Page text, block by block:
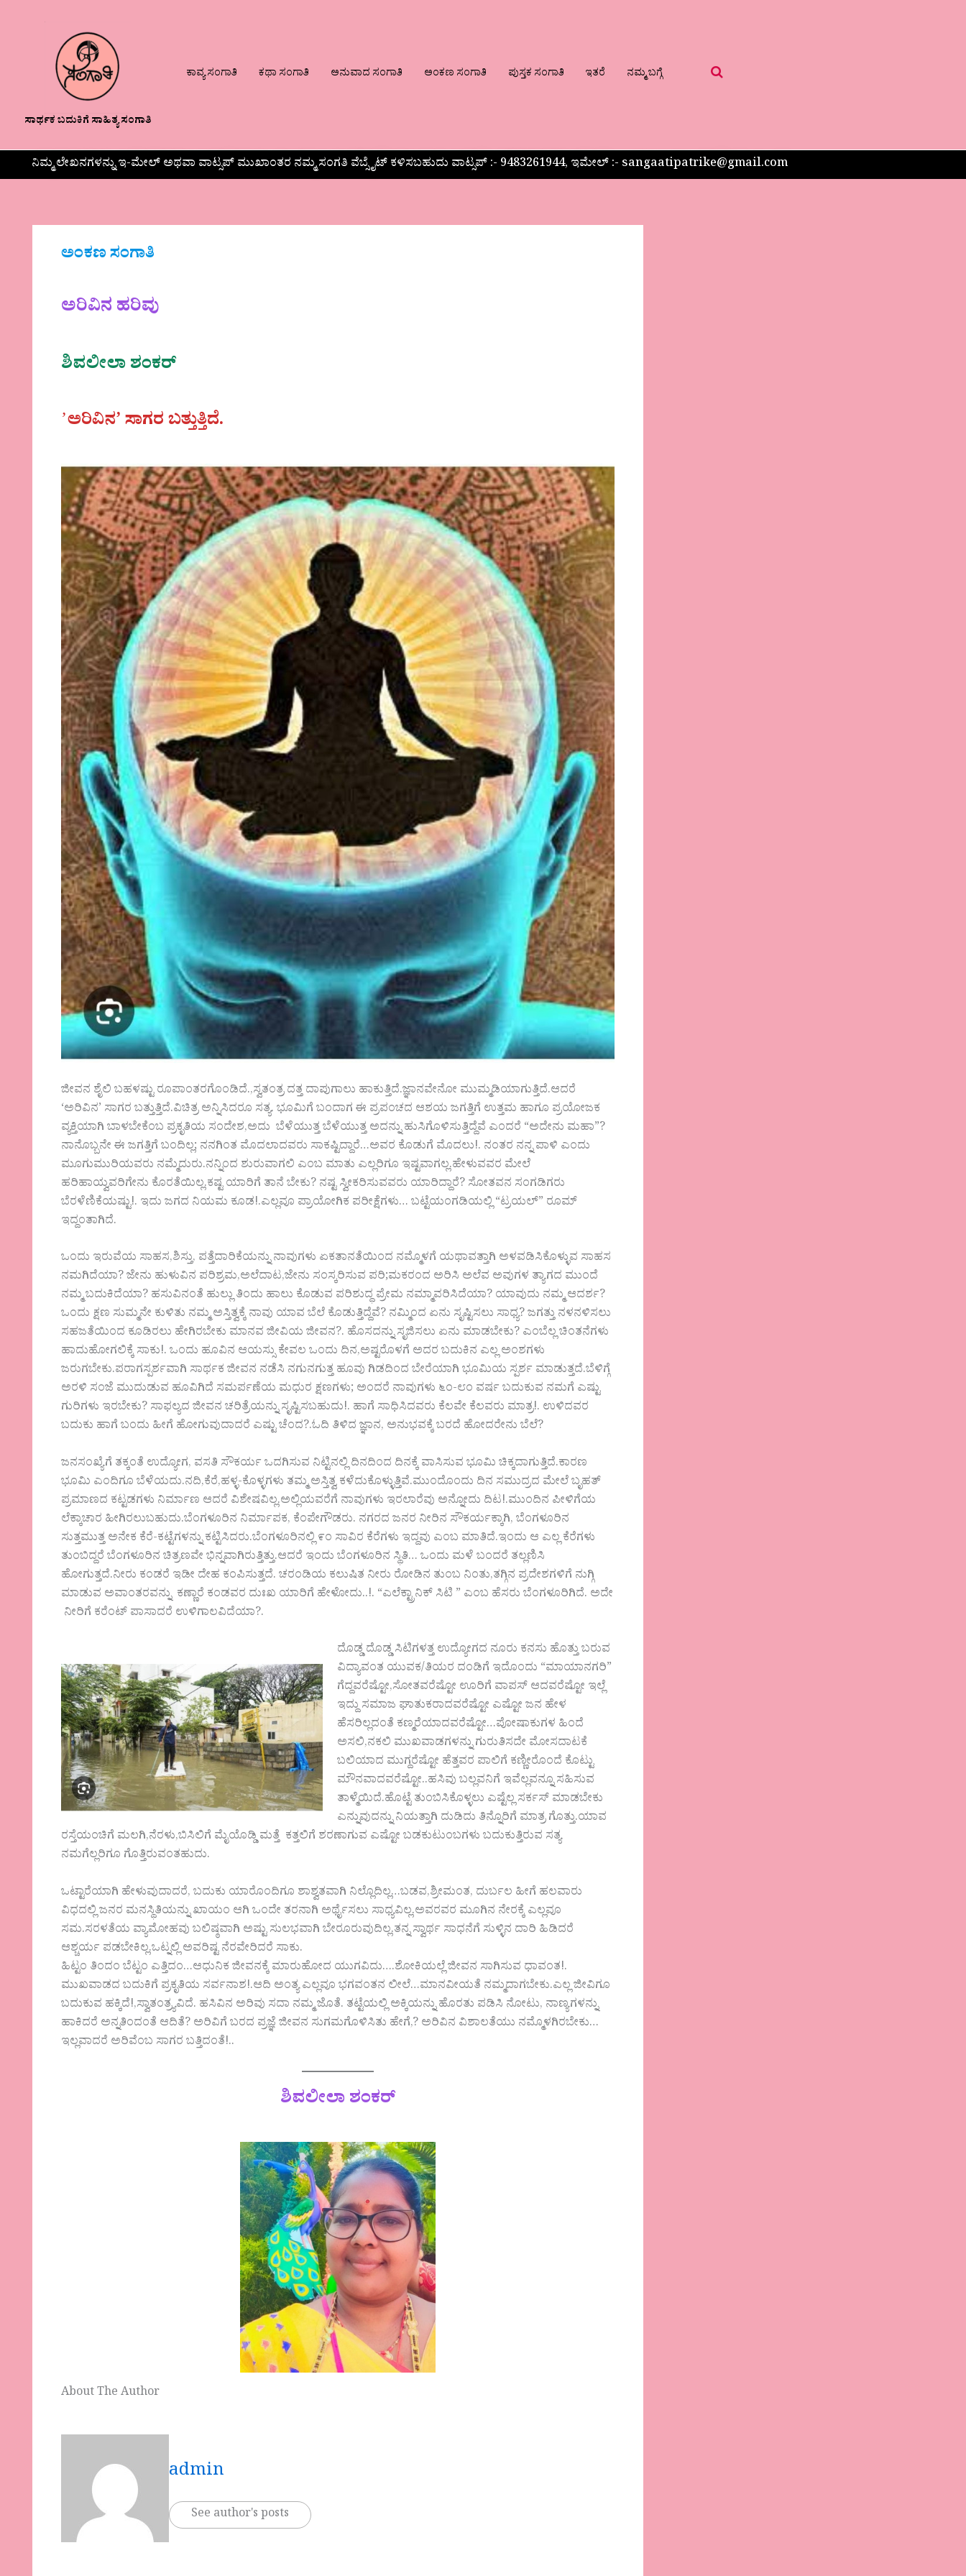
ಸಾರ್ಥಕ ಬದುಕಿಗೆ ಸಾಹಿತ್ಯ ಸಂಗಾತಿ
ಕಾವ್ಯ ಸಂಗಾತಿ ಕಥಾ ಸಂಗಾತಿ ಅನುವಾದ ಸಂಗಾತಿ ಅಂಕಣ ಸಂಗಾತಿ ಪುಸ್ತಕ ಸಂಗಾತಿ ಇತರೆ ನಮ್ಮ ಬಗ್ಗೆ
ನಿಮ್ಮ ಲೇಖನಗಳನ್ನು ಇ-ಮೇಲ್ ಅಥವಾ ವಾಟ್ಸಪ್ ಮುಖಾಂತರ ನಮ್ಮ ಸಂಗತಿ ವೆಬ್ಸೈಟ್ ಕಳಿಸಬಹುದು ವಾಟ್ಸಪ್‌ :- 9483261944, ಇಮೇಲ್ :- sangaatipatrike@gmail.com
ಅಂಕಣ ಸಂಗಾತಿ
ಅರಿವಿನ ಹರಿವು
ಶಿವಲೀಲಾ ಶಂಕರ್
ʼಅರಿವಿನ’ ಸಾಗರ ಬತ್ತುತ್ತಿದೆ.
ಜೀವನ ಶೈಲಿ ಬಹಳಷ್ಟು ರೂಪಾಂತರಗೊಂಡಿದೆ.,ಸ್ವತಂತ್ರ ದತ್ತ ದಾಪುಗಾಲು ಹಾಕುತ್ತಿದೆ.ಜ್ಞಾನವೇನೋ ಮುಮ್ಮಡಿಯಾಗುತ್ತಿದೆ.ಆದರೆ
‘ಅರಿವಿನ’ ಸಾಗರ ಬತ್ತುತ್ತಿದೆ.ವಿಚಿತ್ರ ಅನ್ನಿಸಿದರೂ ಸತ್ಯ. ಭೂಮಿಗೆ ಬಂದಾಗ ಈ ಪ್ರಪಂಚದ ಆಶಯ ಜಗತ್ತಿಗೆ ಉತ್ತಮ ಹಾಗೂ ಪ್ರಯೋಜಕ
ವ್ಯಕ್ತಿಯಾಗಿ ಬಾಳಬೇಕೆಂಬ ಪ್ರಕೃತಿಯ ಸಂದೇಶ,ಅದು ಬೆಳೆಯುತ್ತ ಬೆಳೆಯುತ್ತ ಅದನ್ನು ಹುಸಿಗೊಳಿಸುತ್ತಿದ್ದೆವೆ ಎಂದರೆ “ಅದೇನು ಮಹಾ”?
ನಾನೊಬ್ಬನೇ ಈ ಜಗತ್ತಿಗೆ ಬಂದಿಲ್ಲ; ನನಗಿಂತ ಮೊದಲಾದವರು ಸಾಕಷ್ಟಿದ್ದಾರೆ…ಅವರ ಕೊಡುಗೆ ಮೊದಲು!. ನಂತರ ನನ್ನ ಪಾಳಿ ಎಂದು
ಮೂಗುಮುರಿಯವರು ನಮ್ಮೆದುರು.ನನ್ನಿಂದ ಶುರುವಾಗಲಿ ಎಂಬ ಮಾತು ಎಲ್ಲರಿಗೂ ಇಷ್ಟವಾಗಲ್ಲ.ಹೇಳುವವರ ಮೇಲೆ
ಹರಿಹಾಯ್ವವರಿಗೇನು ಕೊರತೆಯಿಲ್ಲ.ಕಷ್ಟ ಯಾರಿಗೆ ತಾನೆ ಬೇಕು? ನಷ್ಟ ಸ್ವೀಕರಿಸುವವರು ಯಾರಿದ್ದಾರೆ? ಸೋತವನ ಸಂಗಡಿಗರು
ಬೆರಳೆಣಿಕೆಯಷ್ಟು!. ಇದು ಜಗದ ನಿಯಮ ಕೂಡ!.ಎಲ್ಲವೂ ಪ್ರಾಯೋಗಿಕ ಪರೀಕ್ಷೆಗಳು… ಬಟ್ಟೆಯಂಗಡಿಯಲ್ಲಿ “ಟ್ರಯಲ್” ರೂಮ್
ಇದ್ದಂತಾಗಿದೆ.
ಒಂದು ಇರುವೆಯ ಸಾಹಸ,ಶಿಸ್ತು, ಪತ್ತೆದಾರಿಕೆಯನ್ನು ನಾವುಗಳು ಏಕತಾನತೆಯಿಂದ ನಮ್ಮೊಳಗೆ ಯಥಾವತ್ತಾಗಿ ಅಳವಡಿಸಿಕೊಳ್ಳುವ ಸಾಹಸ
ನಮಗಿದೆಯಾ? ಜೇನು ಹುಳುವಿನ ಪರಿಶ್ರಮ,ಅಲೆದಾಟ,ಜೇನು ಸಂಸ್ಕರಿಸುವ ಪರಿ;ಮಕರಂದ ಅರಿಸಿ ಅಲೆವ ಅವುಗಳ ತ್ಯಾಗದ ಮುಂದೆ
ನಮ್ಮ ಬದುಕಿದೆಯಾ? ಹಸುವಿನಂತೆ ಹುಲ್ಲು ತಿಂದು ಹಾಲು ಕೊಡುವ ಪರಿಶುದ್ಧ ಪ್ರೇಮ ನಮ್ಮಾವರಿಸಿದೆಯಾ? ಯಾವುದು ನಮ್ಮ ಆದರ್ಶ?
ಒಂದು ಕ್ಷಣ ಸುಮ್ಮನೇ ಕುಳಿತು ನಮ್ಮ ಅಸ್ತಿತ್ವಕ್ಕೆ ನಾವು ಯಾವ ಬೆಲೆ ಕೊಡುತ್ತಿದ್ದೆವೆ? ನಮ್ಮಿಂದ ಏನು ಸೃಷ್ಟಿಸಲು ಸಾಧ್ಯ? ಜಗತ್ತು ನಳನಳಿಸಲು
ಸಹಜತೆಯಿಂದ ಕೂಡಿರಲು ಹೇಗಿರಬೇಕು ಮಾನವ ಜೀವಿಯ ಜೀವನ?. ಹೊಸದನ್ನು ಸೃಜಿಸಲು ಏನು ಮಾಡಬೇಕು? ಎಂಬೆಲ್ಲ ಚಿಂತನೆಗಳು
ಹಾದುಹೋಗಲಿಕ್ಕೆ ಸಾಕು!. ಒಂದು ಹೂವಿನ ಆಯಸ್ಸು ಕೇವಲ ಒಂದು ದಿನ,ಅಷ್ಟರೊಳಗೆ ಅದರ ಬದುಕಿನ ಎಲ್ಲ ಅಂಶಗಳು
ಜರುಗಬೇಕು.ಪರಾಗಸ್ಪರ್ಶವಾಗಿ ಸಾರ್ಥಕ ಜೀವನ ನಡೆಸಿ ನಗುನಗುತ್ತ ಹೂವು ಗಿಡದಿಂದ ಬೇರೆಯಾಗಿ ಭೂಮಿಯ ಸ್ಪರ್ಶ ಮಾಡುತ್ತದೆ.ಬೆಳಿಗ್ಗೆ
ಅರಳಿ ಸಂಜೆ ಮುದುಡುವ ಹೂವಿಗಿದೆ ಸಮರ್ಪಣೆಯ ಮಧುರ ಕ್ಷಣಗಳು; ಅಂದರೆ ನಾವುಗಳು ೬೦-೮೦ ವರ್ಷ ಬದುಕುವ ನಮಗೆ ಎಷ್ಟು
ಗುರಿಗಳು ಇರಬೇಕು? ಸಾಫಲ್ಯದ ಜೀವನ ಚರಿತ್ರೆಯನ್ನು ಸೃಷ್ಟಿಸಬಹುದು!. ಹಾಗೆ ಸಾಧಿಸಿದವರು ಕೆಲವೇ ಕೆಲವರು ಮಾತ್ರ!. ಉಳಿದವರ
ಬದುಕು ಹಾಗೆ ಬಂದು ಹೀಗೆ ಹೋಗುವುದಾದರೆ ಎಷ್ಟು ಚೆಂದ?.ಓದಿ ತಿಳಿದ ಜ್ಞಾನ, ಅನುಭವಕ್ಕೆ ಬರದೆ ಹೋದರೇನು ಬೆಲೆ?
ಜನಸಂಖ್ಯೆಗೆ ತಕ್ಕಂತೆ ಉದ್ಯೋಗ, ವಸತಿ ಸೌಕರ್ಯ ಒದಗಿಸುವ ನಿಟ್ಟಿನಲ್ಲಿ ದಿನದಿಂದ ದಿನಕ್ಕೆ ವಾಸಿಸುವ ಭೂಮಿ ಚಿಕ್ಕದಾಗುತ್ತಿದೆ.ಕಾರಣ
ಭೂಮಿ ಎಂದಿಗೂ ಬೆಳೆಯದು.ನದಿ,ಕೆರೆ,ಹಳ್ಳ-ಕೊಳ್ಳಗಳು ತಮ್ಮ ಅಸ್ತಿತ್ವ ಕಳೆದುಕೊಳ್ಳುತ್ತಿವೆ.ಮುಂದೊಂದು ದಿನ ಸಮುದ್ರದ ಮೇಲೆ ಬೃಹತ್
ಪ್ರಮಾಣದ ಕಟ್ಟಡಗಳು ನಿರ್ಮಾಣ ಆದರೆ ವಿಶೇಷವಿಲ್ಲ.ಅಲ್ಲಿಯವರೆಗೆ ನಾವುಗಳು ಇರಲಾರೆವು ಅನ್ನೋದು ದಿಟ!.ಮುಂದಿನ ಪೀಳಿಗೆಯ
ಲೆಕ್ಕಾಚಾರ ಹೀಗಿರಲುಬಹುದು.ಬೆಂಗಳೂರಿನ ನಿರ್ಮಾಪಕ, ಕೆಂಪೇಗೌಡರು. ನಗರದ ಜನರ ನೀರಿನ ಸೌಕರ್ಯಕ್ಕಾಗಿ, ಬೆಂಗಳೂರಿನ
ಸುತ್ತಮುತ್ತ ಅನೇಕ ಕೆರೆ-ಕಟ್ಟೆಗಳನ್ನು ಕಟ್ಟಿಸಿದರು.ಬೆಂಗಳೂರಿನಲ್ಲಿ ೯೦ ಸಾವಿರ ಕೆರೆಗಳು ಇದ್ದವು ಎಂಬ ಮಾತಿದೆ‌‌.ಇಂದು ಆ ಎಲ್ಲ ಕೆರೆಗಳು
ತುಂಬಿದ್ದರೆ ಬೆಂಗಳೂರಿನ ಚಿತ್ರಣವೇ ಭಿನ್ನವಾಗಿರುತ್ತಿತ್ತು‌.ಆದರೆ ಇಂದು ಬೆಂಗಳೂರಿನ ಸ್ಥಿತಿ… ಒಂದು ಮಳೆ ಬಂದರೆ ತಲ್ಲಣಿಸಿ
ಹೋಗುತ್ತದೆ‌.ನೀರು ಕಂಡರೆ ಇಡೀ ದೇಹ ಕಂಪಿಸುತ್ತದೆ. ಚರಂಡಿಯ ಕಲುಷಿತ ನೀರು ರೋಡಿನ ತುಂಬ ನಿಂತು,ತಗ್ಗಿನ ಪ್ರದೇಶಗಳಿಗೆ ನುಗ್ಗಿ
ಮಾಡುವ ಅವಾಂತರವನ್ನು ಕಣ್ಣಾರೆ ಕಂಡವರ ದುಃಖ ಯಾರಿಗೆ ಹೇಳೋದು..!. “ಎಲೆಕ್ಟ್ರಾನಿಕ್ ಸಿಟಿ ” ಎಂಬ ಹೆಸರು ಬೆಂಗಳೂರಿಗಿದೆ. ಅದೇ
ನೀರಿಗೆ ಕರೆಂಟ್ ಪಾಸಾದರೆ ಉಳಿಗಾಲವಿದೆಯಾ?.
ದೊಡ್ಡ ದೊಡ್ಡ ಸಿಟಿಗಳತ್ತ ಉದ್ಯೋಗದ ನೂರು ಕನಸು ಹೊತ್ತು ಬರುವ
ವಿದ್ಯಾವಂತ ಯುವಕ/ತಿಯರ ದಂಡಿಗೆ ಇದೊಂದು “ಮಾಯಾನಗರಿ”
ಗೆದ್ದವರೆಷ್ಟೋ,ಸೋತವರೆಷ್ಟೋ ಊರಿಗೆ ವಾಪಸ್ ಆದವರೆಷ್ಟೋ ಇಲ್ಲೆ
ಇದ್ದು ಸಮಾಜ ಘಾತುಕರಾದವರೆಷ್ಟೋ ಎಷ್ಟೋ ಜನ ಹೇಳ
ಹೆಸರಿಲ್ಲದಂತೆ ಕಣ್ಮರೆಯಾದವರೆಷ್ಟೋ…ಪೋಷಾಕುಗಳ ಹಿಂದೆ
ಅಸಲಿ,ನಕಲಿ ಮುಖವಾಡಗಳನ್ನು ಗುರುತಿಸದೇ ಮೋಸದಾಟಕೆ
ಬಲಿಯಾದ ಮುಗ್ದರೆಷ್ಟೋ ಹೆತ್ತವರ ಪಾಲಿಗೆ ಕಣ್ಣೀರೊಂದೆ ಕೊಟ್ಟು
ಮೌನವಾದವರೆಷ್ಟೋ..ಹಸಿವು ಬಲ್ಲವನಿಗೆ ಇವೆಲ್ಲವನ್ನೂ ಸಹಿಸುವ
ತಾಳ್ಮೆಯಿದೆ.ಹೊಟ್ಟೆ ತುಂಬಿಸಿಕೊಳ್ಳಲು ಎಷ್ಟೆಲ್ಲ ಸರ್ಕಸ್ ಮಾಡಬೇಕು
ಎನ್ನುವುದನ್ನು ನಿಯತ್ತಾಗಿ ದುಡಿದು ತಿನ್ನೊರಿಗೆ ಮಾತ್ರ ಗೊತ್ತು.ಯಾವ
ರಸ್ತೆಯಂಚಿಗೆ ಮಲಗಿ,ನೆರಳು,ಬಿಸಿಲಿಗೆ ಮೈಯೊಡ್ಡಿ ಮತ್ತೆ ಕತ್ತಲಿಗೆ ಶರಣಾಗುವ ಎಷ್ಟೋ ಬಡಕುಟುಂಬಗಳು ಬದುಕುತ್ತಿರುವ ಸತ್ಯ
ನಮಗೆಲ್ಲರಿಗೂ ಗೊತ್ತಿರುವಂತಹುದು.
ಒಟ್ಟಾರೆಯಾಗಿ ಹೇಳುವುದಾದರೆ, ಬದುಕು ಯಾರೊಂದಿಗೂ ಶಾಶ್ವತವಾಗಿ ನಿಲ್ಲೊದಿಲ್ಲ…ಬಡವ,ಶ್ರೀಮಂತ, ದುರ್ಬಲ ಹೀಗೆ ಹಲವಾರು
ವಿಧದಲ್ಲಿ ಜನರ ಮನಸ್ಥಿತಿಯನ್ನು ಖಾಯಂ ಆಗಿ ಒಂದೇ ತರನಾಗಿ ಅರ್ಥೈಸಲು ಸಾಧ್ಯವಿಲ್ಲ.ಅವರವರ ಮೂಗಿನ ನೇರಕ್ಕೆ ಎಲ್ಲವೂ
ಸಮ.ಸರಳತೆಯ ವ್ಯಾಮೋಹವು ಬಲಿಷ್ಠವಾಗಿ ಅಷ್ಟು ಸುಲಭವಾಗಿ ಬೇರೂರುವುದಿಲ್ಲ.ತನ್ನ ಸ್ವಾರ್ಥ ಸಾಧನೆಗೆ ಸುಳ್ಳಿನ ದಾರಿ ಹಿಡಿದರೆ
ಆಶ್ಚರ್ಯ ಪಡಬೇಕಿಲ್ಲ.ಒಟ್ನಲ್ಲಿ‌ ಅವರಿಷ್ಟ ನೆರವೇರಿದರೆ ಸಾಕು.
ಹಿಟ್ಟಂ ತಿಂದಂ ಬೆಟ್ಟಂ ಎತ್ತಿದಂ…ಆಧುನಿಕ ಜೀವನಕ್ಕೆ ಮಾರುಹೋದ ಯುಗವಿದು….ಶೋಕಿಯಲ್ಲೆ ಜೀವನ ಸಾಗಿಸುವ ಧಾವಂತ!.
ಮುಖವಾಡದ ಬದುಕಿಗೆ ಪ್ರಕೃತಿಯ ಸರ್ವನಾಶ!.ಆದಿ ಅಂತ್ಯ ಎಲ್ಲವೂ ಭಗವಂತನ ಲೀಲೆ…ಮಾನವೀಯತೆ ನಮ್ಮದಾಗಬೇಕು.ಎಲ್ಲ ಜೀವಿಗೂ
ಬದುಕುವ ಹಕ್ಕಿದೆ!,ಸ್ವಾತಂತ್ರ್ಯವಿದೆ. ಹಸಿವಿನ ಅರಿವು ಸದಾ ನಮ್ಮ ಜೊತೆ. ತಟ್ಟೆಯಲ್ಲಿ ಅಕ್ಕಿಯನ್ನು ಹೊರತು ಪಡಿಸಿ ನೋಟು, ನಾಣ್ಯಗಳನ್ನು
ಹಾಕಿದರೆ ಅನ್ನತಿಂದಂತೆ ಆದಿತೆ? ಅರಿವಿಗೆ ಬರದ ಪ್ರಜ್ಞೆ ಜೀವನ ಸುಗಮಗೊಳಿಸಿತು ಹೇಗೆ,? ಅರಿವಿನ ವಿಶಾಲತೆಯು ನಮ್ಮೊಳಗಿರಬೇಕು…
ಇಲ್ಲವಾದರೆ ಅರಿವೆಂಬ ಸಾಗರ ಬತ್ತಿದಂತೆ!..
ಶಿವಲೀಲಾ ಶಂಕರ್
About The Author
admin
See author's posts